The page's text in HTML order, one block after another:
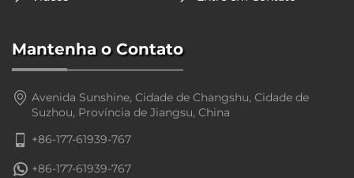
Mantenha o Contato
Avenida Sunshine, Cidade de Changshu, Cidade de
Suzhou, Província de Jiangsu, China
+86-177-61939-767
+86-177-61939-767